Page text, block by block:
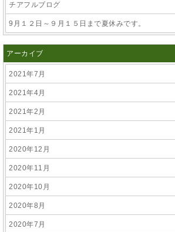
チアフルブログ
9月１２日～９月１５日まで夏休みです。
アーカイブ
2021年7月
2021年4月
2021年2月
2021年1月
2020年12月
2020年11月
2020年10月
2020年8月
2020年7月